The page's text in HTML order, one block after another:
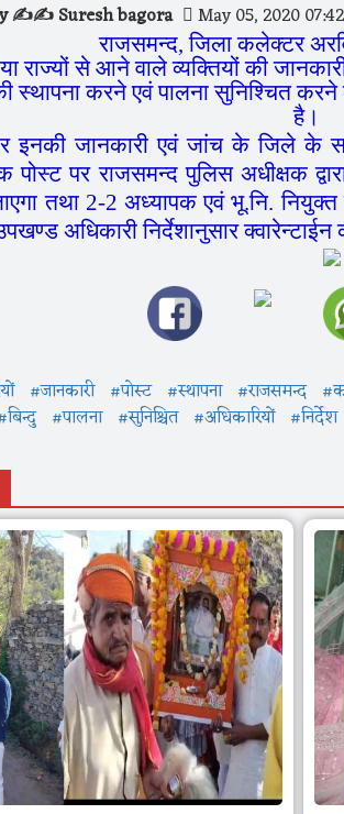
✍️✍️ Suresh bagora May 05, 2020
जिला कलेक्टर अरविन्द
राज्यों से आने वाले व्यक्तियों की
स्थापना करने एवं पालना सुनिश्चित
है।
जानकारी एवं जांच के जिले के
पोस्ट पर राजसमन्द पुलिस अधीक्षक
तथा 2-2 अध्यापक एवं भू.नि.
अधिकारी निर्देशानुसार क्वारेन्टाईन
#जानकारी #पोस्ट #स्थापना #राजसमन्द
#पालना #सुनिश्चित #अधिकारियों #निर्देश